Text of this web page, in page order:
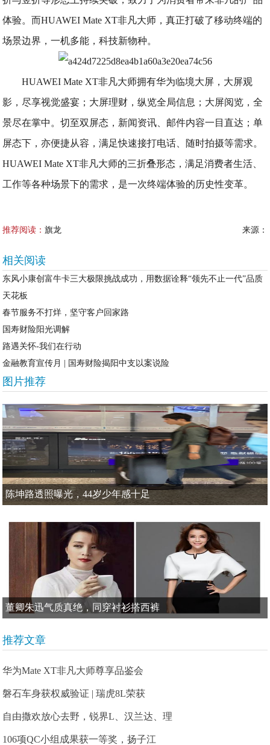
体验。而HUAWEI Mate XT非凡大师，真正打破了移动终端的
场景边界，一机多能，科技新物种。
HUAWEI Mate XT非凡大师拥有华为临境大屏，大屏观
影，尽享视觉盛宴；大屏理财，纵览全局信息；大屏阅览，全
景尽在掌中。切至双屏态，新闻资讯、邮件内容一目直达；单
屏态下，亦便捷从容，满足快速接打电话、随时拍摄等需求。
HUAWEI Mate XT非凡大师的三折叠形态，满足消费者生活、
工作等各种场景下的需求，是一次终端体验的历史性变革。
推荐阅读：旗龙 来源：
相关阅读
东风小康创富牛卡三大极限挑战成功，用数据诠释“领先不止一代”品质
天花板
春节服务不打烊，坚守客户回家路
国寿财险阳光调解
路遇关怀-我们在行动
金融教育宣传月 | 国寿财险揭阳中支以案说险
图片推荐
陈坤路透照曝光，44岁少年感十足
董卿朱迅气质真绝，同穿衬衫搭西裤
推荐文章
华为Mate XT非凡大师尊享品鉴会
磐石车身获权威验证 | 瑞虎8L荣获
自由撒欢放心去野，锐界L、汉兰达、理
106项QC小组成果获一等奖，扬子江